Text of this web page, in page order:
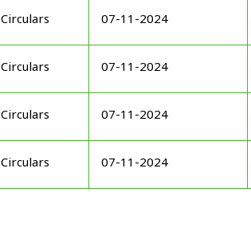
Circulars 07-11-2024
Circulars 07-11-2024
Circulars 07-11-2024
Circulars 07-11-2024